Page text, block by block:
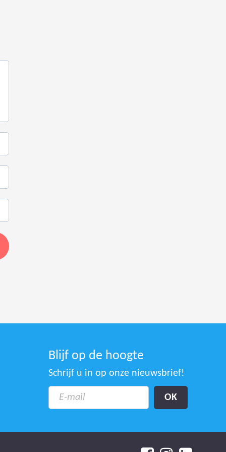
Blijf op de hoogte
Schrijf u in op onze nieuwsbrief!